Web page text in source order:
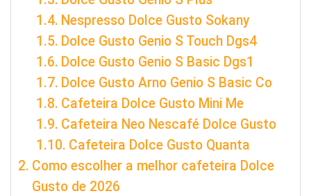
Nespresso Dolce Gusto Sokany
Dolce Gusto Genio S Touch Dgs4
Dolce Gusto Genio S Basic Dgs1
Dolce Gusto Arno Genio S Basic Co
Cafeteira Dolce Gusto Mini Me
Cafeteira Neo Nescafé Dolce Gusto
Cafeteira Dolce Gusto Quanta
Como escolher a melhor cafeteira Dolce
Gusto de 2026